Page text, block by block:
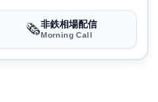
🗞️非鉄相場配信
Morning Call